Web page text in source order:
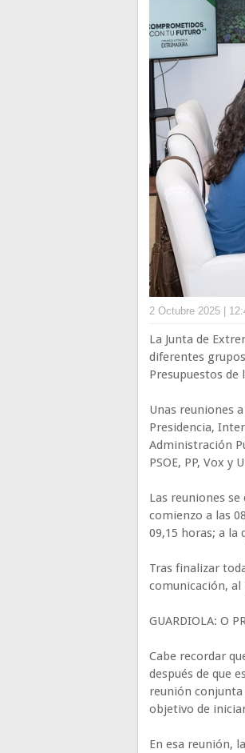
2 Octubre 2025 |
La Junta de
diferentes
Presupuestos de
Unas reuniones
Presidencia,
Administración
PSOE, PP, Vox y
Las reuniones
comienzo a las
09,15 horas; a la
Tras finalizar
comunicación,
GUARDIOLA: O
Cabe recordar
después de que
reunión conjunta
objetivo de
En esa reunión,